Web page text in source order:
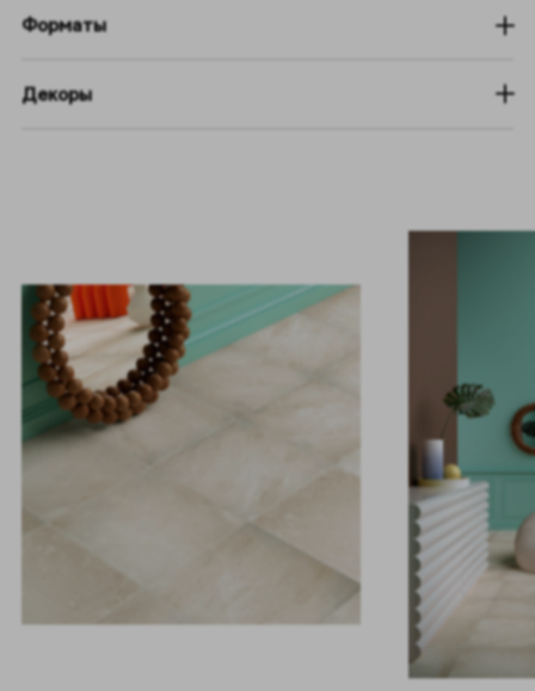
Форматы
Декоры